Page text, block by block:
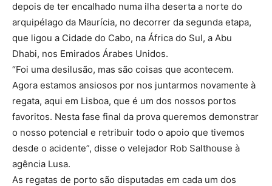
depois de ter encalhado numa ilha deserta a norte do
arquipélago da Maurícia, no decorrer da segunda etapa,
que ligou a Cidade do Cabo, na África do Sul, a Abu
Dhabi, nos Emirados Árabes Unidos.
“Foi uma desilusão, mas são coisas que acontecem.
Agora estamos ansiosos por nos juntarmos novamente à
regata, aqui em Lisboa, que é um dos nossos portos
favoritos. Nesta fase final da prova queremos demonstrar
o nosso potencial e retribuir todo o apoio que tivemos
desde o acidente”, disse o velejador Rob Salthouse à
agência Lusa.
As regatas de porto são disputadas em cada um dos